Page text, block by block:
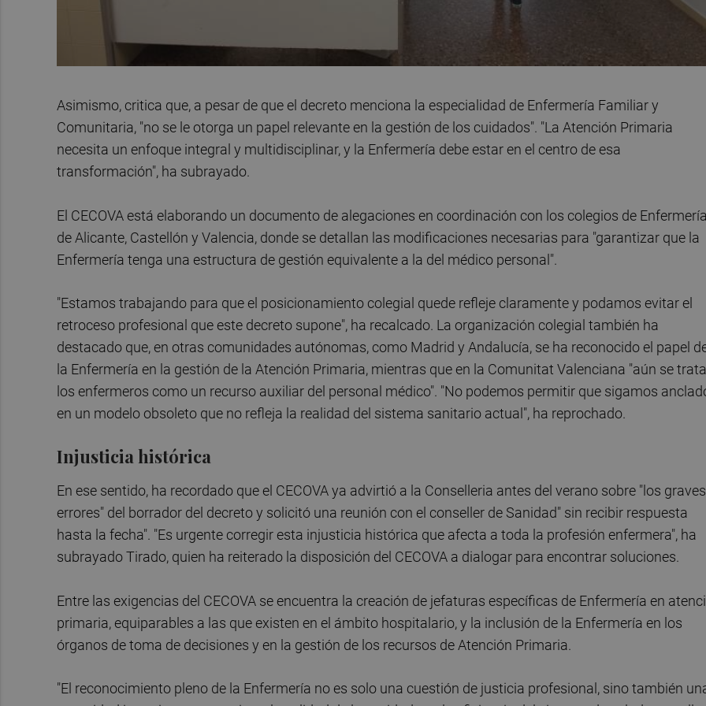
Asimismo, critica que, a pesar de que el decreto menciona la especialidad de Enfermería Familiar y
Comunitaria, "no se le otorga un papel relevante en la gestión de los cuidados". "La Atención Primaria
necesita un enfoque integral y multidisciplinar, y la Enfermería debe estar en el centro de esa
transformación", ha subrayado.
El CECOVA está elaborando un documento de alegaciones en coordinación con los colegios de
de Alicante, Castellón y Valencia, donde se detallan las modificaciones necesarias para "garantizar que la
Enfermería tenga una estructura de gestión equivalente a la del médico personal".
"Estamos trabajando para que el posicionamiento colegial quede refleje claramente y podamos evitar el
retroceso profesional que este decreto supone", ha recalcado. La organización colegial también ha
destacado que, en otras comunidades autónomas, como Madrid y Andalucía, se ha reconocido el papel
la Enfermería en la gestión de la Atención Primaria, mientras que en la Comunitat Valenciana "aún se
los enfermeros como un recurso auxiliar del personal médico". "No podemos permitir que sigamos
en un modelo obsoleto que no refleja la realidad del sistema sanitario actual", ha reprochado.
Injusticia histórica
En ese sentido, ha recordado que el CECOVA ya advirtió a la Conselleria antes del verano sobre "los graves
errores" del borrador del decreto y solicitó una reunión con el conseller de Sanidad" sin recibir respuesta
hasta la fecha". "Es urgente corregir esta injusticia histórica que afecta a toda la profesión enfermera", ha
subrayado Tirado, quien ha reiterado la disposición del CECOVA a dialogar para encontrar soluciones.
Entre las exigencias del CECOVA se encuentra la creación de jefaturas específicas de Enfermería en
primaria, equiparables a las que existen en el ámbito hospitalario, y la inclusión de la Enfermería en los
órganos de toma de decisiones y en la gestión de los recursos de Atención Primaria.
"El reconocimiento pleno de la Enfermería no es solo una cuestión de justicia profesional, sino también